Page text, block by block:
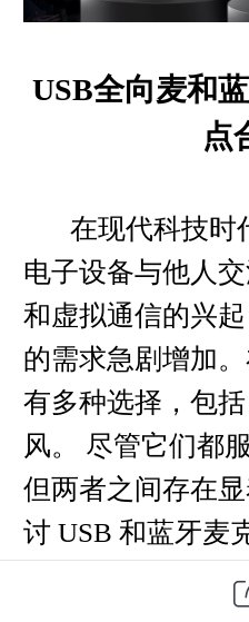
USB全向麦和
点
在现代科技时
电子设备与他人交
和虚拟通信的兴
的需求急剧增加。
有多种选择，包括
风。 尽管它们都
但两者之间存在
讨 USB 和蓝牙麦
质和便携性方面的